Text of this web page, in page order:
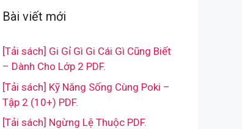
Bài viết mới
[Tải sách] Gi Gỉ Gì Gi Cái Gì Cũng Biết
– Dành Cho Lớp 2 PDF.
[Tải sách] Kỹ Năng Sống Cùng Poki –
Tập 2 (10+) PDF.
[Tải sách] Ngừng Lệ Thuộc PDF.